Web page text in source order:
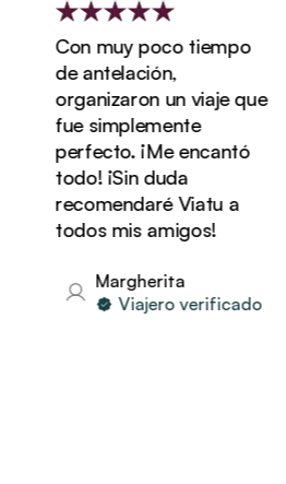
Con muy poco tiempo
de antelación,
organizaron un viaje que
fue simplemente
perfecto. ¡Me encantó
todo! ¡Sin duda
recomendaré Viatu a
todos mis amigos!
Margherita
Viajero verificado